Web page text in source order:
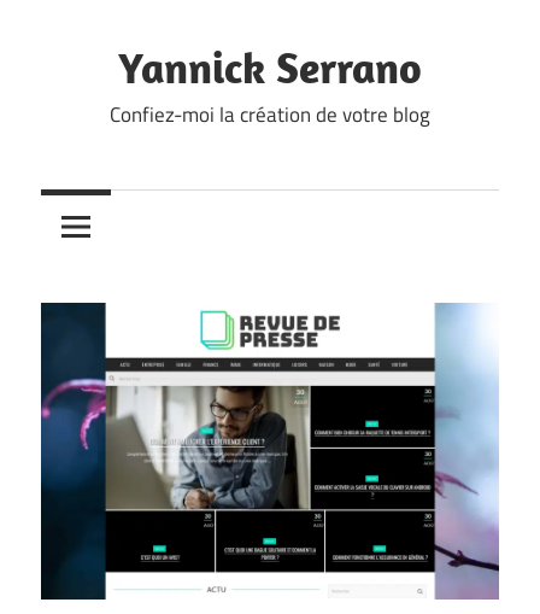
Yannick Serrano
Confiez-moi la création de votre blog